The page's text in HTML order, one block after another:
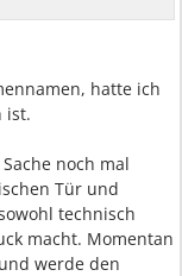
hatte ich
ist.
noch mal
Tür und
technisch
macht. Momentan
werde den